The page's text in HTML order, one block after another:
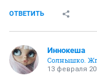
ОТВЕТИТЬ
Иннокеша
Солнышко.
13 февраля